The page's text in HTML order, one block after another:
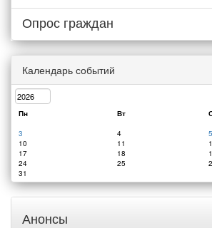
Опрос граждан
Календарь событий
Пн Вт
3
4 5
10
11
17
18
24
25
31
Анонсы